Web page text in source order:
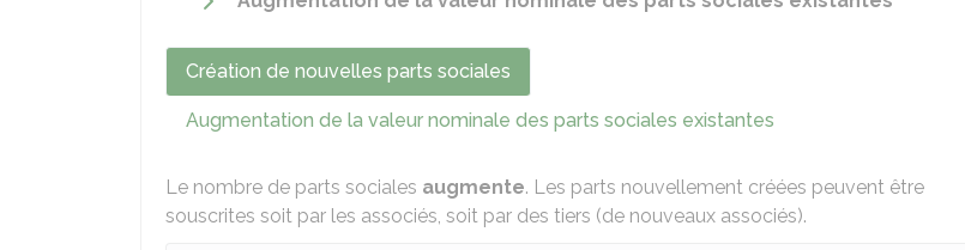
Création de nouvelles parts sociales
Augmentation de la valeur nominale des parts sociales existantes
Le nombre de parts sociales augmente. Les parts nouvellement créées peuvent être
souscrites soit par les associés, soit par des tiers (de nouveaux associés).